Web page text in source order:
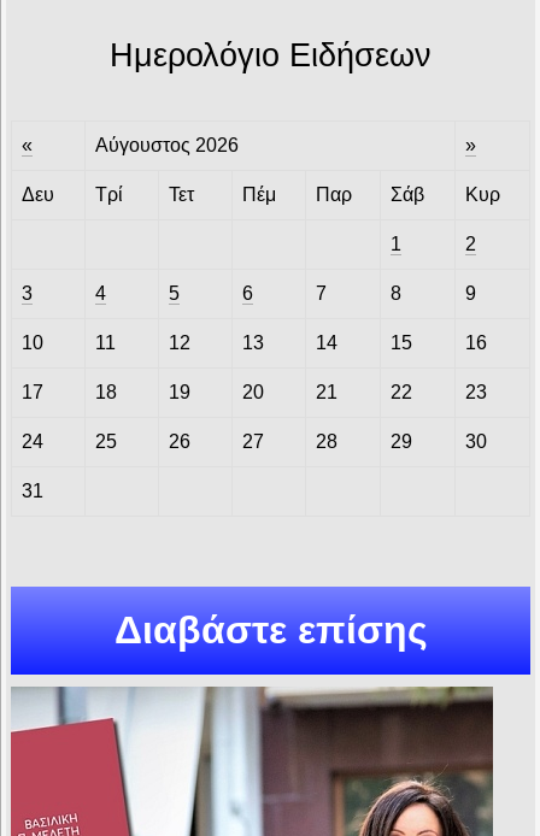
Ημερολόγιο Ειδήσεων
« Αύγουστος 2026 »
Δευ Τρί Τετ Πέμ Παρ Σάβ Κυρ
1 2
3 4 5 6 7 8 9
10 11 12 13 14 15 16
17 18 19 20 21 22 23
24 25 26 27 28 29 30
31
Διαβάστε επίσης